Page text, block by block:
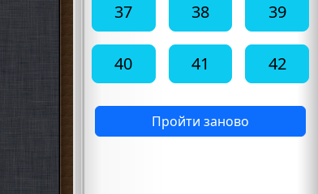
37 38 39
40 41 42
Пройти заново